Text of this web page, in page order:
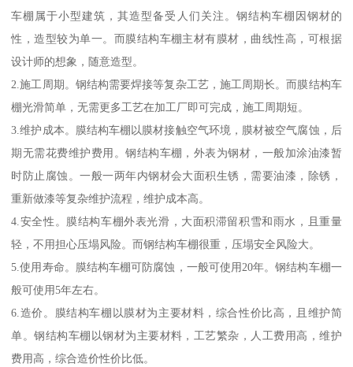
车棚属于小型建筑，其造型备受人们关注。钢结构车棚因钢材的
性，造型较为单一。而膜结构车棚主材有膜材，曲线性高，可根据
设计师的想象，随意造型。
2.施工周期。钢结构需要焊接等复杂工艺，施工周期长。而膜结构车
棚光滑简单，无需更多工艺在加工厂即可完成，施工周期短。
3.维护成本。膜结构车棚以膜材接触空气环境，膜材被空气腐蚀，后
期无需花费维护费用。钢结构车棚，外表为钢材，一般加涂油漆暂
时防止腐蚀。一般一两年内钢材会大面积生锈，需要油漆，除锈，
重新做漆等复杂维护流程，维护成本高。
4.安全性。膜结构车棚外表光滑，大面积滞留积雪和雨水，且重量
轻，不用担心压塌风险。而钢结构车棚很重，压塌安全风险大。
5.使用寿命。膜结构车棚可防腐蚀，一般可使用20年。钢结构车棚一
般可使用5年左右。
6.造价。膜结构车棚以膜材为主要材料，综合性价比高，且维护简
单。钢结构车棚以钢材为主要材料，工艺繁杂，人工费用高，维护
费用高，综合造价性价比低。